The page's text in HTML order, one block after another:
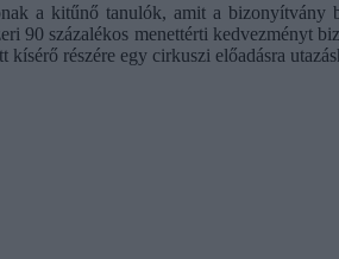
a kitűnő tanulók, amit a
90 százalékos menettérti
részére egy cirkuszi előadásra